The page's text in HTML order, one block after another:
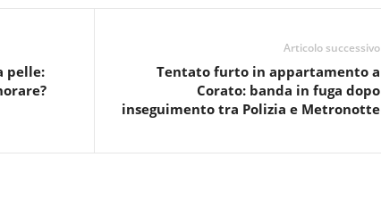
pelle:
Articolo successivo
Tentato furto in appartamento a
Corato: banda in fuga dopo
inseguimento tra Polizia e Metronotte